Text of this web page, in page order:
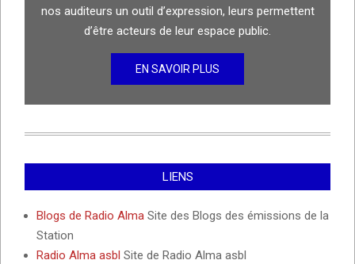
nos auditeurs un outil d’expression, leurs permettent
d’être acteurs de leur espace public.
EN SAVOIR PLUS
LIENS
Blogs de Radio Alma Site des Blogs des émissions de la
Station
Radio Alma asbl Site de Radio Alma asbl